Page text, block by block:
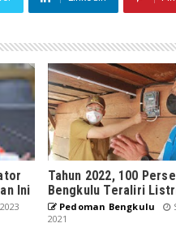
Ini
Tahun 2022, 100
Bengkulu Teraliri
Pedoman Bengkulu
2021